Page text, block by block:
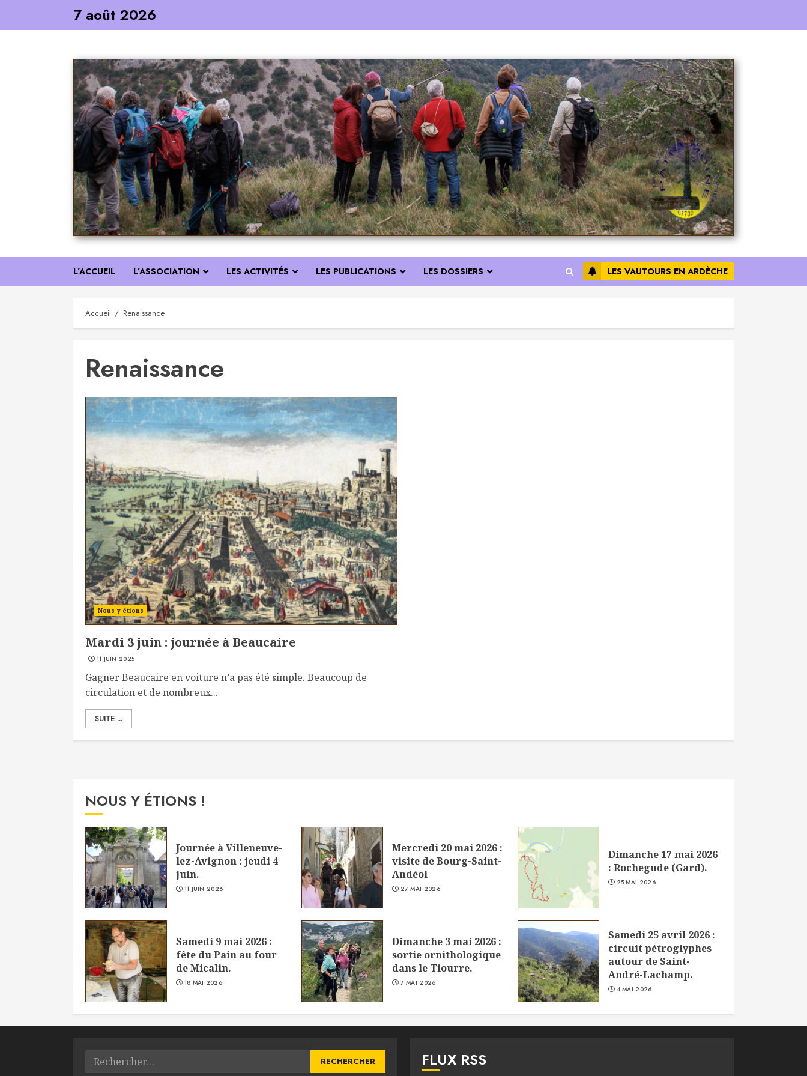
7 août 2026
L’ACCUEIL L’ASSOCIATION LES ACTIVITÉS LES PUBLICATIONS LES DOSSIERS LES VAUTOURS EN ARDÈCHE
Accueil Renaissance
Renaissance
Nous y étions
Mardi 3 juin : journée à Beaucaire
11 JUIN 2025
Gagner Beaucaire en voiture n’a pas été simple. Beaucoup de
circulation et de nombreux...
SUITE ...
NOUS Y ÉTIONS !
Journée à Villeneuve-
lez-Avignon : jeudi 4
juin.
11 JUIN 2026
Mercredi 20 mai 2026 :
visite de Bourg-Saint-
Andéol
27 MAI 2026
Dimanche 17 mai 2026
: Rochegude (Gard).
25 MAI 2026
Samedi 9 mai 2026 :
fête du Pain au four
de Micalin.
18 MAI 2026
Dimanche 3 mai 2026 :
sortie ornithologique
dans le Tiourre.
7 MAI 2026
Samedi 25 avril 2026 :
circuit pétroglyphes
autour de Saint-
André-Lachamp.
4 MAI 2026
Rechercher : FLUX RSS